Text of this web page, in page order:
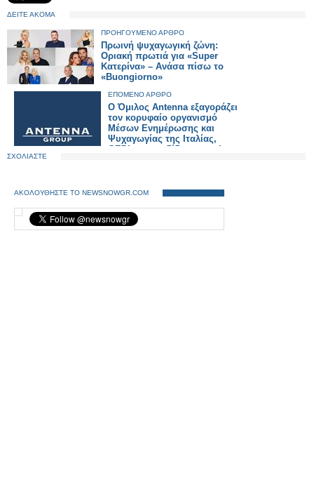
ΔΕΙΤΕ ΑΚΟΜΑ
ΠΡΟΗΓΟΥΜΕΝΟ ΑΡΘΡΟ
Πρωινή ψυχαγωγική ζώνη:
Οριακή πρωτιά για «Super
Κατερίνα» – Ανάσα πίσω το
«Buongiorno»
ΕΠΟΜΕΝΟ ΑΡΘΡΟ
Ο Όμιλος Antenna εξαγοράζει
τον κορυφαίο οργανισμό
Μέσων Ενημέρωσης και
Ψυχαγωγίας της Ιταλίας,
GEDI, που εκδίδει και τη La
ΣΧΟΛΙΑΣΤΕ
ΑΚΟΛΟΥΘΗΣΤΕ ΤΟ NEWSNOWGR.COM